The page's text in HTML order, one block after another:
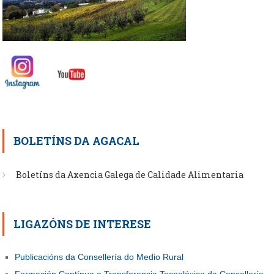
BOLETÍNS DA AGACAL
Boletíns da Axencia Galega de Calidade Alimentaria
LIGAZÓNS DE INTERESE
Publicacións da Consellería do Medio Rural